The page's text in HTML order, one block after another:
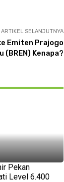
ARTIKEL SELANJUTNYA
Emiten Prajogo
(BREN) Kenapa?
Pekan
Level 6.400